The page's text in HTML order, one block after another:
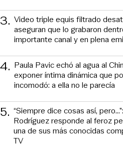
3. Video triple equis filtrado
aseguran que lo grabaron
importante canal y en plena
4. Paula Pavic echó al agua al
exponer íntima dinámica que
incomodó: a ella no le parecía
5. “Siempre dice cosas así,
Rodríguez responde al feroz
una de sus más conocidas
TV